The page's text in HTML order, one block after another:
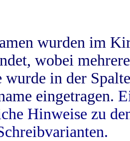
wurden im
wobei
wurde in der
eingetragen.
Hinweise zu